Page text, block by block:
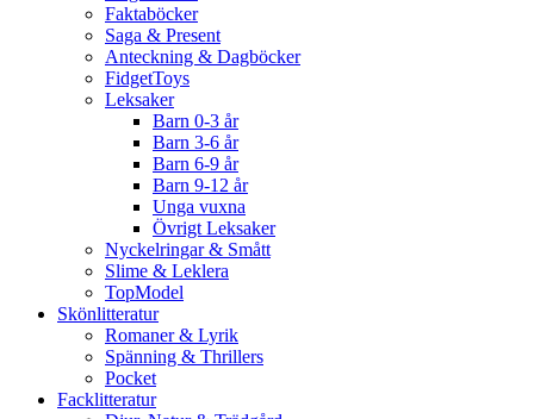
Faktaböcker
Saga & Present
Anteckning & Dagböcker
FidgetToys
Leksaker
Barn 0-3 år
Barn 3-6 år
Barn 6-9 år
Barn 9-12 år
Unga vuxna
Övrigt Leksaker
Nyckelringar & Smått
Slime & Leklera
TopModel
Skönlitteratur
Romaner & Lyrik
Spänning & Thrillers
Pocket
Facklitteratur